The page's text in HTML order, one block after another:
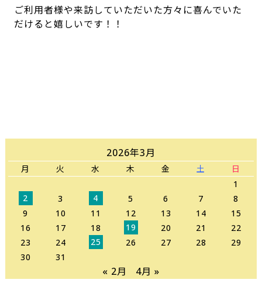
ご利用者様や来訪していただいた方々に喜んでいた
だけると嬉しいです！！
2026年3月
月 火 水 木 金 土
日
1
2
3 4 5 6 7
8
9
10 11 12 13 14
15
16
17 18 19 20 21
22
23
24 25 26 27 28
29
30
31
« 2月 4月 »